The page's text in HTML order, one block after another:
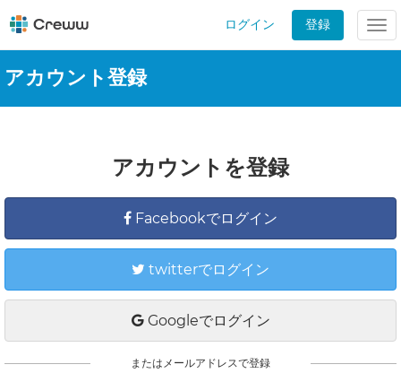
ログイン 登録
アカウント登録
アカウントを登録
Facebookでログイン
twitterでログイン
Googleでログイン
またはメールアドレスで登録